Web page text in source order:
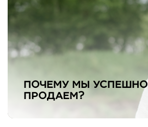
ПОЧЕМУ МЫ УСПЕШНО
ПРОДАЕМ?